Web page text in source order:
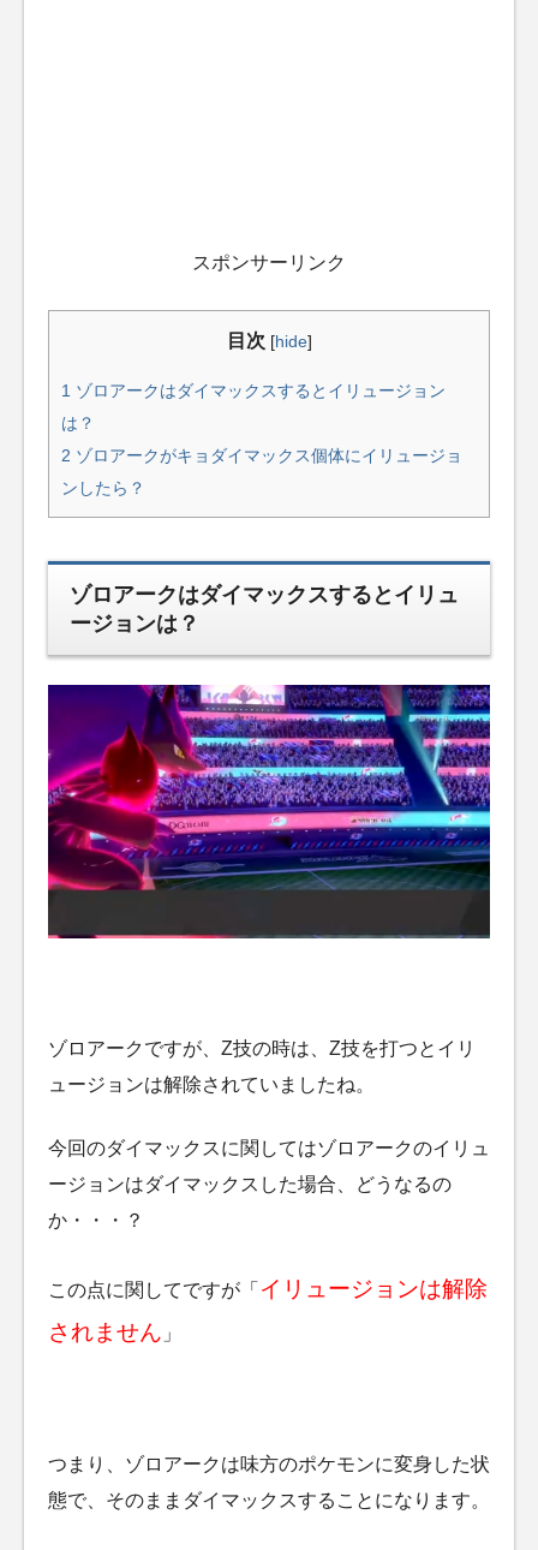
スポンサーリンク
目次 [hide]
1 ゾロアークはダイマックスするとイリュージョン
は？
2 ゾロアークがキョダイマックス個体にイリュージョ
ンしたら？
ゾロアークはダイマックスするとイリュ
ージョンは？
ゾロアークですが、Z技の時は、Z技を打つとイリ
ュージョンは解除されていましたね。
今回のダイマックスに関してはゾロアークのイリュ
ージョンはダイマックスした場合、どうなるの
か・・・？
この点に関してですが「 イリュージョンは解除
されません 」
つまり、ゾロアークは味方のポケモンに変身した状
態で、そのままダイマックスすることになります。